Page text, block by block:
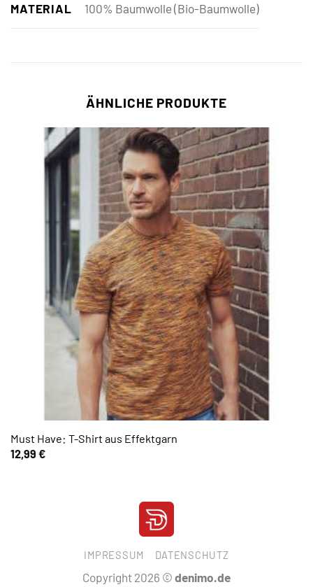
MATERIAL 100% Baumwolle (Bio-Baumwolle)
ÄHNLICHE PRODUKTE
Must Have: T-Shirt aus Effektgarn
12,99 €
IMPRESSUM DATENSCHUTZ
Copyright 2026 © denimo.de